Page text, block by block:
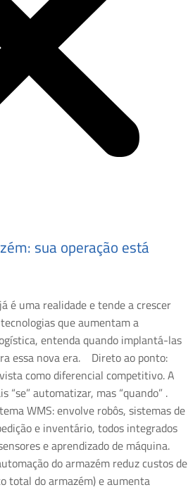
sua operação está
é uma realidade e tende a crescer
que aumentam a
entenda quando implantá-las
essa nova era. Direto ao ponto:
como diferencial competitivo. A
“se” automatizar, mas “quando” .
WMS: envolve robôs, sistemas de
e inventário, todos integrados
e aprendizado de máquina.
do armazém reduz custos de
total do armazém) e aumenta